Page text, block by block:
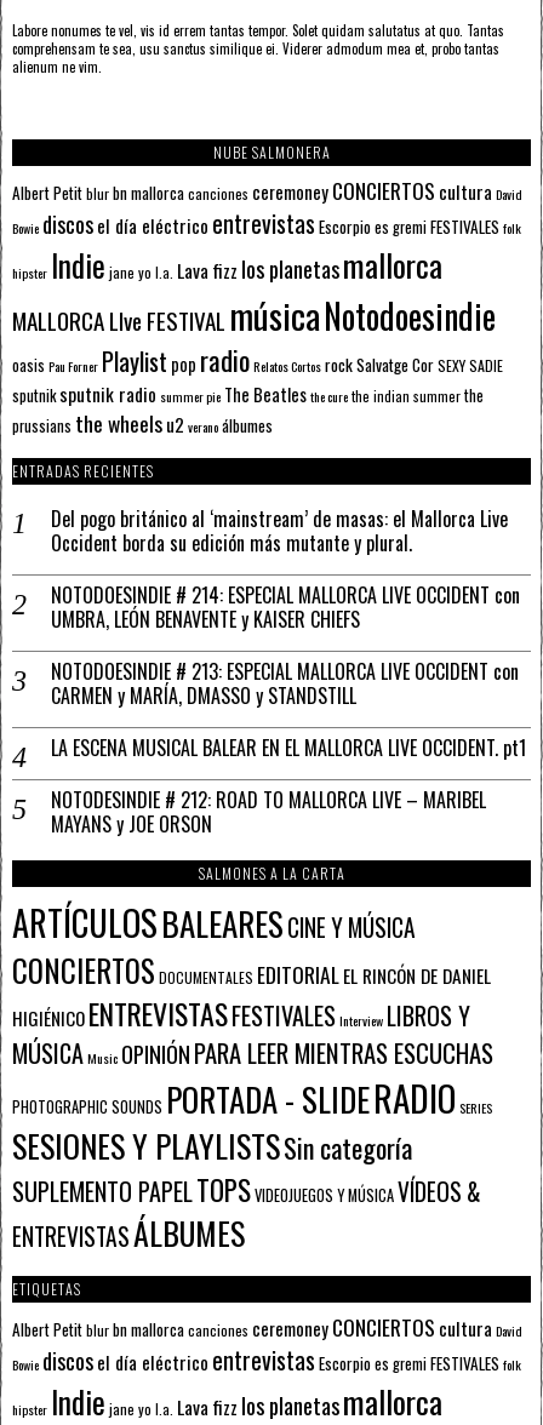
Labore nonumes te vel, vis id errem tantas tempor. Solet quidam salutatus at quo. Tantas
comprehensam te sea, usu sanctus similique ei. Viderer admodum mea et, probo tantas
alienum ne vim.
NUBE SALMONERA
Albert Petitblurbn mallorcacanciones ceremoneyCONCIERTOS cultura David
Bowie discosel día eléctrico entrevistas Escorpioes gremiFESTIVALES folk
hipster Indie jane yo l.a. Lava fizz los planetasmallorca
MALLORCA LIve FESTIVAL músicaNotodoesindie
oasis Pau Forner Playlist pop radioRelatos CortosrockSalvatge CorSEXY SADIE
sputnik sputnik radio summer pie The Beatlesthe curethe indian summerthe
prussians the wheelsu2 veranoálbumes
ENTRADAS RECIENTES
Del pogo británico al ‘mainstream’ de masas: el Mallorca Live
Occident borda su edición más mutante y plural.
NOTODOESINDIE # 214: ESPECIAL MALLORCA LIVE OCCIDENT con
UMBRA, LEÓN BENAVENTE y KAISER CHIEFS
NOTODOESINDIE # 213: ESPECIAL MALLORCA LIVE OCCIDENT con
CARMEN y MARÍA, DMASSO y STANDSTILL
LA ESCENA MUSICAL BALEAR EN EL MALLORCA LIVE OCCIDENT. pt1
NOTODESINDIE # 212: ROAD TO MALLORCA LIVE – MARIBEL
MAYANS y JOE ORSON
SALMONES A LA CARTA
ARTÍCULOSBALEARESCINE Y MÚSICA
CONCIERTOS DOCUMENTALES EDITORIALEL RINCÓN DE DANIEL
HIGIÉNICOENTREVISTASFESTIVALESInterview LIBROS Y
MÚSICAMusic OPINIÓNPARA LEER MIENTRAS ESCUCHAS
PHOTOGRAPHIC SOUNDS PORTADA - SLIDERADIO SERIES
SESIONES Y PLAYLISTSSin categoría
SUPLEMENTO PAPELTOPSVIDEOJUEGOS Y MÚSICAVÍDEOS &
ENTREVISTASÁLBUMES
ETIQUETAS
Albert Petitblurbn mallorcacanciones ceremoneyCONCIERTOS cultura David
Bowie discosel día eléctrico entrevistas Escorpioes gremiFESTIVALES folk
hipster Indie jane yo l.a. Lava fizz los planetasmallorca